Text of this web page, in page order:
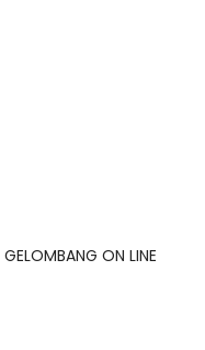
GELOMBANG ON LINE